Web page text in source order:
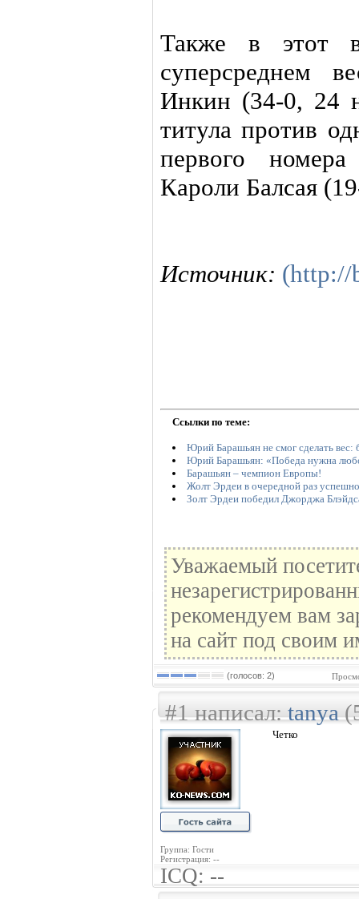
Также в этот
суперсреднем
Инкин (34-0, 24
титула против
первого
Кароли Балсая
Источник: (http://
Ссылки по теме:
Юрий Барашьян не смог сделать вес:
Юрий Барашьян: «Победа нужна
Барашьян – чемпион Европы!
Жолт Эрдеи в очередной раз
Золт Эрдеи победил Джорджа
Уважаемый
рекомендуем вам
на сайт под своим
(голосов: 2)
#1 написал:tanya
Группа: Гости
Регистрация: --
Четко
ICQ: --